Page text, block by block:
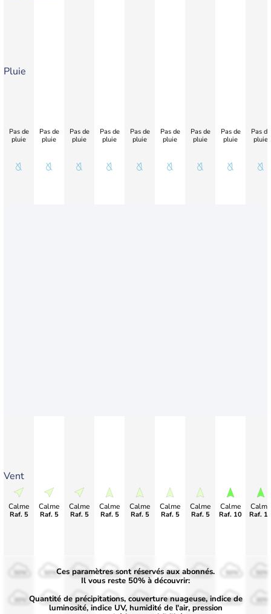
Pluie
Vent
Pas de
pluie
Calme
Raf. 5
Pas de
pluie
Calme
Raf. 5
Pas de
pluie
Calme
Raf. 5
Pas de
pluie
Calme
Raf. 5
Pas de
pluie
Calme
Raf. 5
Pas de
pluie
Calme
Raf. 5
Pas de
pluie
Calme
Raf. 5
Pas de
pluie
Calme
Raf. 10
Pas de
pluie
Calme
Raf.
50%
30%
50%
30%
50%
30%
50%
30%
50%
30%
50%
30%
50%
30%
Ces paramètres sont réservés aux abonnés.
Il vous reste 50% à découvrir:
Quantité de précipitations, couverture nuageuse, indice de
luminosité, indice UV, humidité de l'air, pression